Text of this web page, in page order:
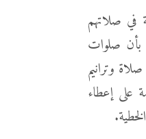
في صلاتهم
بأن صلوات
وترانيم
على إعطاء